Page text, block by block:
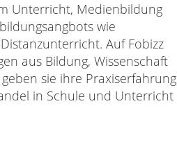
Unterricht, Medienbildung
wie
Auf Fobizz
aus Bildung, Wissenschaft
sie ihre Praxiserfahrung
in Schule und Unterricht